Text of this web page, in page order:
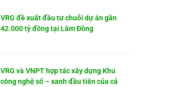
VRG đề xuất đầu tư chuỗi dự án gần
42.000 tỷ đồng tại Lâm Đồng
VRG và VNPT hợp tác xây dựng Khu
công nghệ số – xanh đầu tiên của cả